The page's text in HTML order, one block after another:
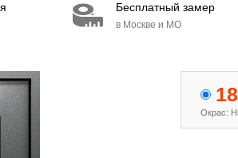
Бесплатный замер
в Москве и МО
Окрас: